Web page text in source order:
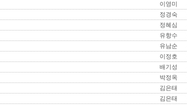
이영미
정경숙
정혜심
유항수
유남순
이정호
배기성
박정옥
김은태
김은태